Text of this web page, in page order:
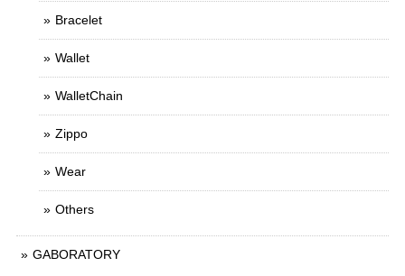
Bracelet
Wallet
WalletChain
Zippo
Wear
Others
GABORATORY